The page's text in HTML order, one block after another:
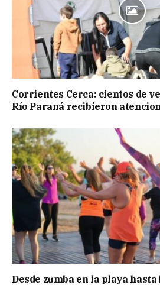
Corrientes Cerca: cientos de
Río Paraná recibieron
Desde zumba en la playa hasta